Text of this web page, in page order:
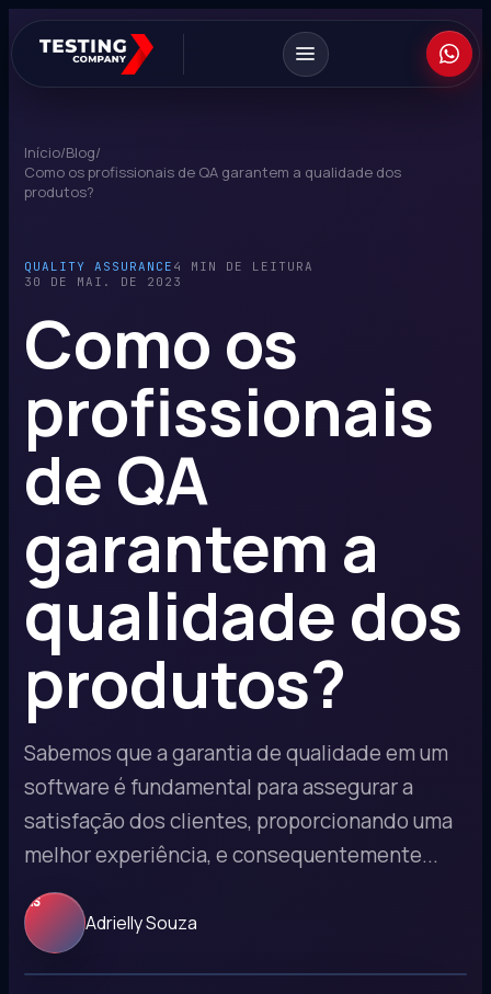
Início/Blog/
Como os profissionais de QA garantem a qualidade dos
produtos?
QUALITY ASSURANCE 4 MIN DE LEITURA
30 DE MAI. DE 2023
Como os
profissionais
de QA
garantem a
qualidade dos
produtos?
Sabemos que a garantia de qualidade em um
software é fundamental para assegurar a
satisfação dos clientes, proporcionando uma
melhor experiência, e consequentemente...
AS
Adrielly Souza